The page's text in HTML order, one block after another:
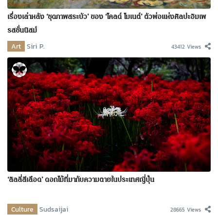
เรื่องเล่าหลัง ‘ชุดภาพสระบัว’ ของ ‘โคลด์ โมเนต์’ ตัวพ่อแห่งศิลปะอิมเพ
รสชั่นนิสม์
Art Siri P. 43412 Views
‘ลิลลี่สีเลือด’ ดอกไม้ที่มากับความตายในประเทศญี่ปุ่น
Culture Sudsaijai 28665 Views